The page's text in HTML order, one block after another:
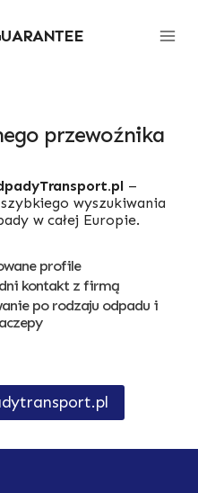
przewoźnika
–
wyszukiwania
w całej Europie.
profile
kontakt z firmą
po rodzaju odpadu i